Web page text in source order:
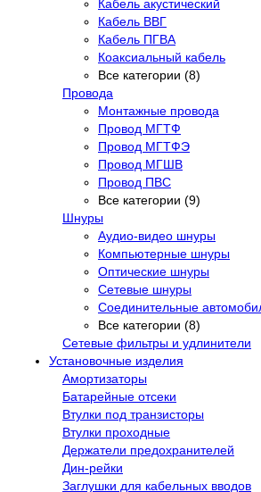
Кабель акустический
Кабель ВВГ
Кабель ПГВА
Коаксиальный кабель
Все категории (8)
Провода
Монтажные провода
Провод МГТФ
Провод МГТФЭ
Провод МГШВ
Провод ПВС
Все категории (9)
Шнуры
Аудио-видео шнуры
Компьютерные шнуры
Оптические шнуры
Сетевые шнуры
Соединительные
Все категории (8)
Сетевые фильтры и удлинители
Установочные изделия
Амортизаторы
Батарейные отсеки
Втулки под транзисторы
Втулки проходные
Держатели предохранителей
Дин-рейки
Заглушки для кабельных вводов